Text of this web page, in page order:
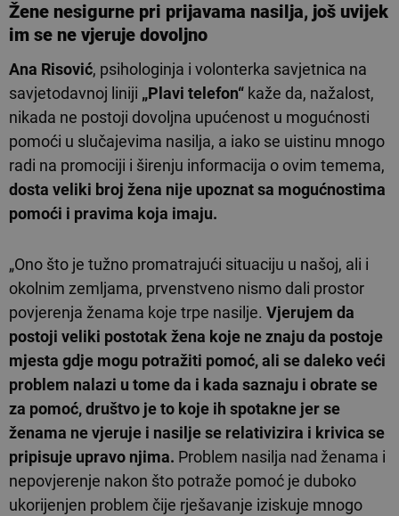
Žene nesigurne pri prijavama nasilja, još uvijek
im se ne vjeruje dovoljno
Ana Risović, psihologinja i volonterka savjetnica na
savjetodavnoj liniji „Plavi telefon“ kaže da, nažalost,
nikada ne postoji dovoljna upućenost u mogućnosti
pomoći u slučajevima nasilja, a iako se uistinu mnogo
radi na promociji i širenju informacija o ovim temema,
dosta veliki broj žena nije upoznat sa mogućnostima
pomoći i pravima koja imaju.
„Ono što je tužno promatrajući situaciju u našoj, ali i
okolnim zemljama, prvenstveno nismo dali prostor
povjerenja ženama koje trpe nasilje. Vjerujem da
postoji veliki postotak žena koje ne znaju da postoje
mjesta gdje mogu potražiti pomoć, ali se daleko veći
problem nalazi u tome da i kada saznaju i obrate se
za pomoć, društvo je to koje ih spotakne jer se
ženama ne vjeruje i nasilje se relativizira i krivica se
pripisuje upravo njima. Problem nasilja nad ženama i
nepovjerenje nakon što potraže pomoć je duboko
ukorijenjen problem čije rješavanje iziskuje mnogo